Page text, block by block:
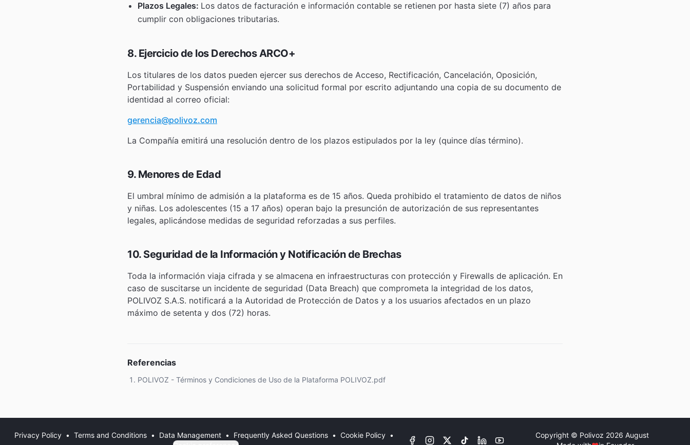
Plazos Legales: Los datos de facturación e información contable se retienen por hasta siete (7) años para
cumplir con obligaciones tributarias.
8. Ejercicio de los Derechos ARCO+
Los titulares de los datos pueden ejercer sus derechos de Acceso, Rectificación, Cancelación, Oposición,
Portabilidad y Suspensión enviando una solicitud formal por escrito adjuntando una copia de su documento de
identidad al correo oficial:
gerencia@polivoz.com
La Compañía emitirá una resolución dentro de los plazos estipulados por la ley (quince días término).
9. Menores de Edad
El umbral mínimo de admisión a la plataforma es de 15 años. Queda prohibido el tratamiento de datos de niños
y niñas. Los adolescentes (15 a 17 años) operan bajo la presunción de autorización de sus representantes
legales, aplicándose medidas de seguridad reforzadas a sus perfiles.
10. Seguridad de la Información y Notificación de Brechas
Toda la información viaja cifrada y se almacena en infraestructuras con protección y Firewalls de aplicación. En
caso de suscitarse un incidente de seguridad (Data Breach) que comprometa la integridad de los datos,
POLIVOZ S.A.S. notificará a la Autoridad de Protección de Datos y a los usuarios afectados en un plazo
máximo de setenta y dos (72) horas.
Referencias
POLIVOZ - Términos y Condiciones de Uso de la Plataforma POLIVOZ.pdf
Privacy Policy • Terms and Conditions • Data Management • Frequently Asked Questions • Cookie Policy •
Copyright © Polivoz 2026 August